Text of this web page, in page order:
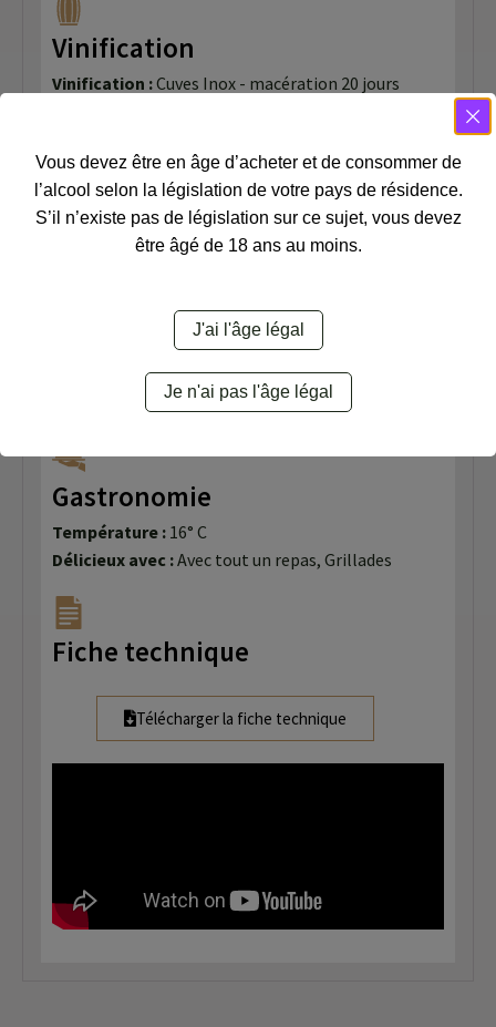
Vinification
Vinification :Cuves Inox - macération 20 jours
Mourvèdre (30%)
Dégustation
Nez élégant aux arômes de cassis et de
Bouche soyeuse aux tanins présents
Durée de garde : 3-4 ans
Gastronomie
Température : 16° C
Délicieux avec :Avec tout un repas, Grillades
Fiche technique
Télécharger la fiche technique
Vous devez être en âge d’acheter et de consommer de
l’alcool selon la législation de votre pays de résidence.
S’il n’existe pas de législation sur ce sujet, vous devez
être âgé de 18 ans au moins.
J'ai l'âge légal
Je n'ai pas l'âge légal